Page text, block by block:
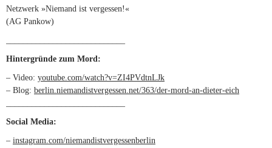
Netzwerk »Niemand ist vergessen!«
(AG Pankow)
Hintergründe zum Mord:
– Video: youtube.com/watch?v=ZI4PVdtnLJk
– Blog: berlin.niemandistvergessen.net/363/der-mord-an-dieter-eich
Social Media:
– instagram.com/niemandistvergessenberlin